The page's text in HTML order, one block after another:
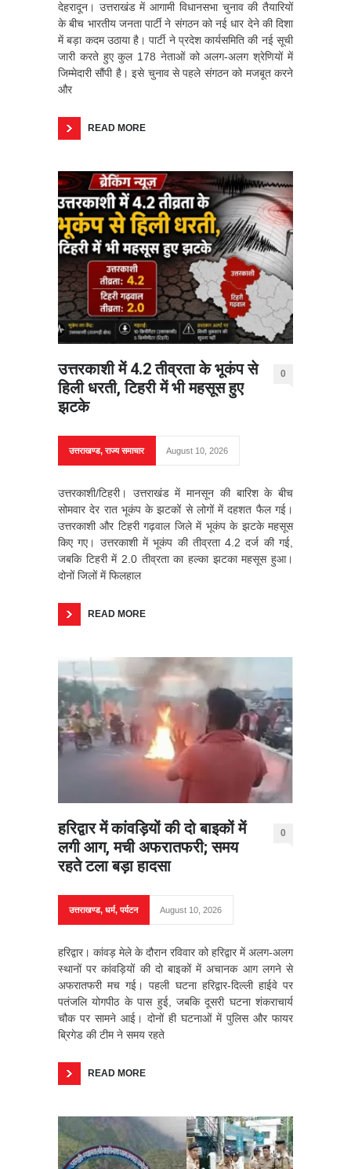
देहरादून। उत्तराखंड में आगामी विधानसभा चुनाव की तैयारियों
के बीच भारतीय जनता पार्टी ने संगठन को नई धार देने की दिशा
में बड़ा कदम उठाया है। पार्टी ने प्रदेश कार्यसमिति की नई सूची
जारी करते हुए कुल 178 नेताओं को अलग-अलग श्रेणियों में
जिम्मेदारी सौंपी है। इसे चुनाव से पहले संगठन को मजबूत करने
और
READ MORE
उत्तरकाशी में 4.2 तीव्रता के भूकंप से
हिली धरती, टिहरी में भी महसूस हुए
झटके
0
उत्तराखण्ड,राज्य समाचार August 10, 2026
उत्तरकाशी/टिहरी। उत्तराखंड में मानसून की बारिश के बीच
सोमवार देर रात भूकंप के झटकों से लोगों में दहशत फैल गई।
उत्तरकाशी और टिहरी गढ़वाल जिले में भूकंप के झटके महसूस
किए गए। उत्तरकाशी में भूकंप की तीव्रता 4.2 दर्ज की गई,
जबकि टिहरी में 2.0 तीव्रता का हल्का झटका महसूस हुआ।
दोनों जिलों में फिलहाल
READ MORE
हरिद्वार में कांवड़ियों की दो बाइकों में
लगी आग, मची अफरातफरी; समय
रहते टला बड़ा हादसा
0
उत्तराखण्ड, धर्म,पर्यटन August 10, 2026
हरिद्वार। कांवड़ मेले के दौरान रविवार को हरिद्वार में अलग-अलग
स्थानों पर कांवड़ियों की दो बाइकों में अचानक आग लगने से
अफरातफरी मच गई। पहली घटना हरिद्वार-दिल्ली हाईवे पर
पतंजलि योगपीठ के पास हुई, जबकि दूसरी घटना शंकराचार्य
चौक पर सामने आई। दोनों ही घटनाओं में पुलिस और फायर
ब्रिगेड की टीम ने समय रहते
READ MORE